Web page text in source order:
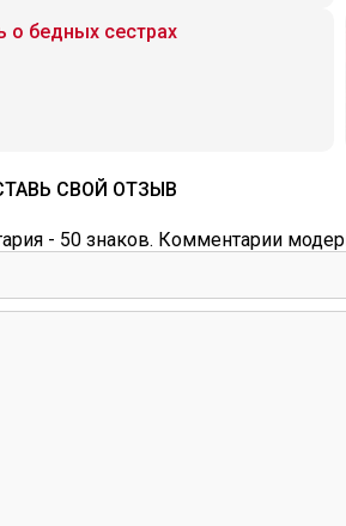
о бедных сестрах
СВОЙ ОТЗЫВ
- 50 знаков. Комментарии